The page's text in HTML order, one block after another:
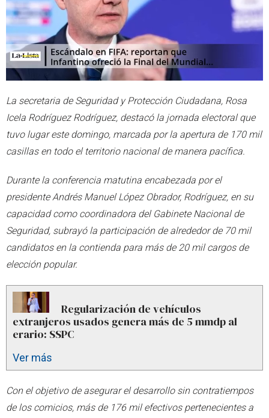
La secretaria de Seguridad y Protección Ciudadana, Rosa
Icela Rodríguez Rodríguez, destacó la jornada electoral que
tuvo lugar este domingo, marcada por la apertura de 170 mil
casillas en todo el territorio nacional de manera pacífica.
Durante la conferencia matutina encabezada por el
presidente Andrés Manuel López Obrador, Rodríguez, en su
capacidad como coordinadora del Gabinete Nacional de
Seguridad, subrayó la participación de alrededor de 70 mil
candidatos en la contienda para más de 20 mil cargos de
elección popular.
Regularización de vehículos
extranjeros usados genera más de 5 mmdp al
erario: SSPC
Ver más
Con el objetivo de asegurar el desarrollo sin contratiempos
de los comicios, más de 176 mil efectivos pertenecientes a